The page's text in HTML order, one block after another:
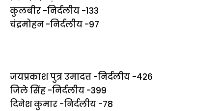
कुलबीर -निर्दलीय -133
चंद्रमोहन -निर्दलीय -97
जयप्रकाश पुत्र उमादत्त -निर्दलीय -426
जिले सिंह -निर्दलीय -399
दिनेश कुमार -निर्दलीय -78